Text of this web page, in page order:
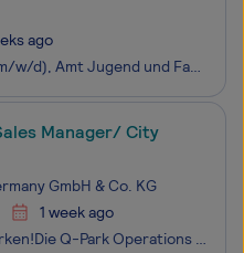
/
(m/w/d))
ago
Wir suchen: Leitung (m/w/d), Amt Jugend und Familie EG 15 TVöD/VKA bzw. Bes.Gr. A 15 NBesG | unbefristet | Vollzeit | teilzeitgeeignet Zum Amt Jugend und Familie, dem planmäßig ca. 145 Stellen, unterteilt in 14 Teams, zugeordnet sind, gehören die Abteilungen Soziale Dienste, Wirtschaftliche Hilfen
Manager/ City
GmbH & Co. KG
1 week ago
Q-Park ist mehr als Parken!Die Q-Park Operations Germany GmbH & Co. KG gehört zur niederländischen Q-Park B.V., einem international tätigen Unternehmen der Parkraumbewirtschaftung. Q-Park ist auf qualitativ hochwertige Parkmöglichkeiten und ein umfassendes Dienstleistungsangebot an strategisch wicht